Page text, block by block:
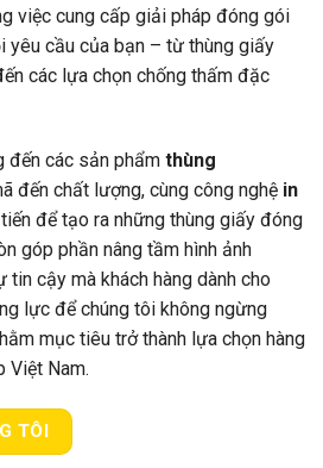
việc cung cấp giải pháp đóng gói
yêu cầu của bạn – từ thùng giấy
các lựa chọn chống thấm đặc
đến các sản phẩm thùng
đến chất lượng, cùng công nghệ in
để tạo ra những thùng giấy đóng
góp phần nâng tầm hình ảnh
tin cậy mà khách hàng dành cho
lực để chúng tôi không ngừng
mục tiêu trở thành lựa chọn hàng
Việt Nam.
TÔI